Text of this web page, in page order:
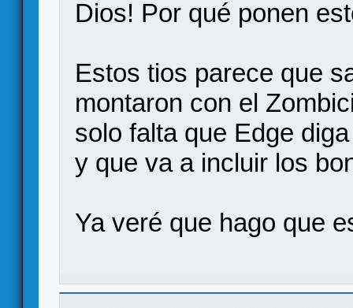
Dios! Por qué ponen
Estos tios parece que
montaron con el
solo falta que Edge
y que va a incluir los
Ya veré que hago que